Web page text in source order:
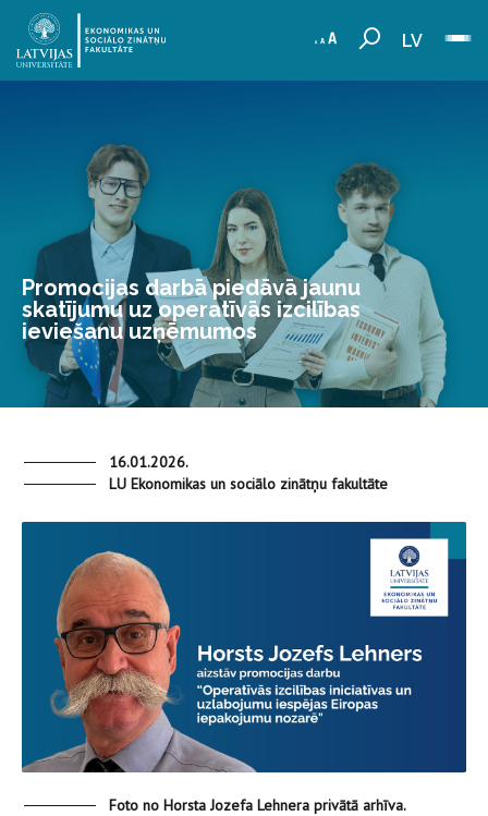
LV
Promocijas darbā piedāvā jaunu
skatījumu uz operatīvās izcilības
ieviešanu uzņēmumos
16.01.2026.
LU Ekonomikas un sociālo zinātņu fakultāte
Foto no Horsta Jozefa Lehnera privātā arhīva.